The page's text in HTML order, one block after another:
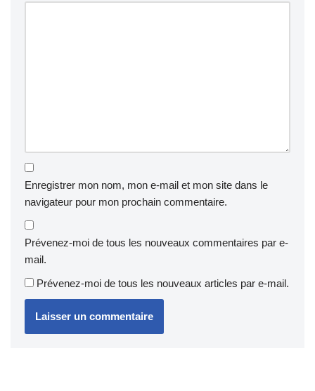
Enregistrer mon nom, mon e-mail et mon site dans le
navigateur pour mon prochain commentaire.
Prévenez-moi de tous les nouveaux commentaires par e-
mail.
Prévenez-moi de tous les nouveaux articles par e-mail.